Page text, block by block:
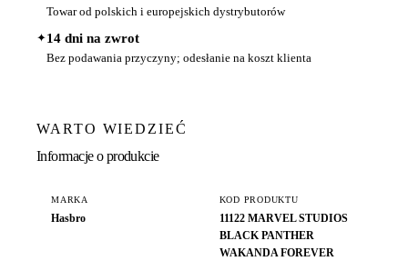
Towar od polskich i europejskich dystrybutorów
✦14 dni na zwrot
Bez podawania przyczyny; odesłanie na koszt klienta
WARTO WIEDZIEĆ
Informacje o produkcie
MARKA
Hasbro
KOD PRODUKTU
11122 MARVEL STUDIOS
BLACK PANTHER
WAKANDA FOREVER